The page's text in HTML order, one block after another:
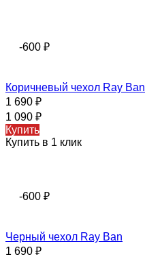
-600 ₽
Коричневый чехол Ray Ban
1 690 ₽
1 090 ₽
Купить
Купить в 1 клик
-600 ₽
Черный чехол Ray Ban
1 690 ₽